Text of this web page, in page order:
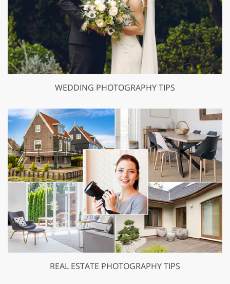
WEDDING PHOTOGRAPHY TIPS
REAL ESTATE PHOTOGRAPHY TIPS